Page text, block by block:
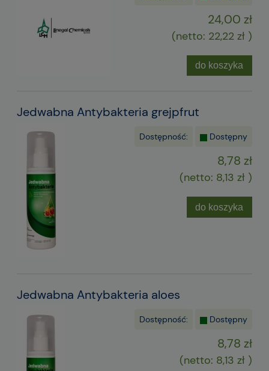
24,00 zł
(netto: 22,22 zł )
do koszyka
Jedwabna Antybakteria grejpfrut
Dostępność: Dostępny
8,78 zł
(netto: 8,13 zł )
do koszyka
Jedwabna Antybakteria aloes
Dostępność: Dostępny
8,78 zł
(netto: 8,13 zł )